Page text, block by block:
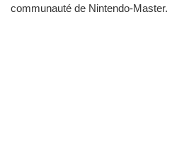
communauté de Nintendo-Master.